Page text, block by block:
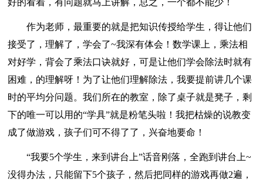
作为老师，最重要的就是把知识传授给学生，得让他们
接受了，理解了，学会了~我深有体会！数学课上，乘法相
对好学，背会了乘法口诀就好，可是让他们学会除法时就有
困难，的理解呀！为了让他们理解除法，我要提前讲几个课
时的平均分问题。我们所在的教室，除了桌子就是凳子，剩
下的唯一可以用的“学具”就是粉笔头啦！我把枯燥的说教变
成了做游戏，孩子们可不得了了，兴奋地要命！
“我要5个学生，来到讲台上”话音刚落，全跑到讲台上~
没得办法，只能留下5个孩子，然后把同样的游戏再做2遍，